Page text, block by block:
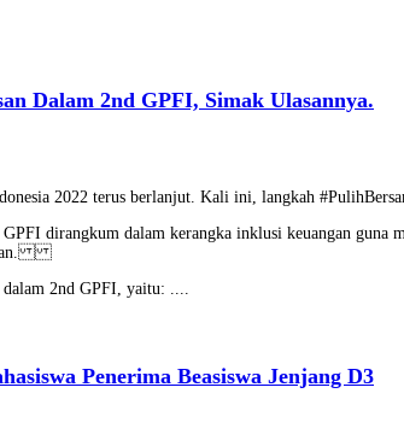
Dalam 2nd GPFI, Simak Ulasannya.
2022 terus berlanjut. Kali ini, langkah
dirangkum dalam kerangka inklusi keuangan
dalam 2nd GPFI, yaitu: ....
Penerima Beasiswa Jenjang D3